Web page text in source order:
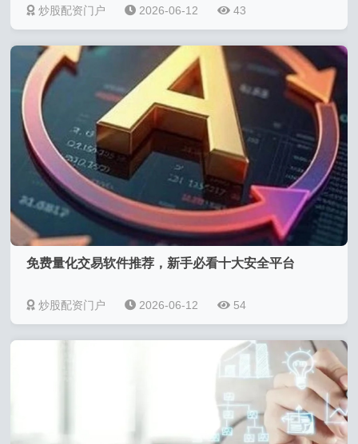
炒股配资门户 2026-06-12 43
免费量化交易软件推荐，新手必看十大安全平台
炒股配资门户 2026-06-12 54